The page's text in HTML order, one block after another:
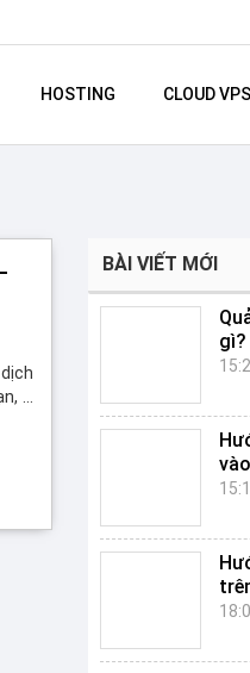
HOSTING CLOUD VPS
…
BÀI VIẾT MỚI
gì?